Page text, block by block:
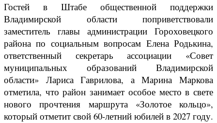
Гостей в Штабе общественной поддержки
Владимирской области поприветствовали
заместитель главы администрации Гороховецкого
района по социальным вопросам Елена Родькина,
ответственный секретарь ассоциации «Совет
муниципальных образований Владимирской
области» Лариса Гаврилова, а Марина Маркова
отметила, что район занимает особое место в свете
нового прочтения маршрута «Золотое кольцо»,
который отметит свой 60-летний юбилей в 2027 году.